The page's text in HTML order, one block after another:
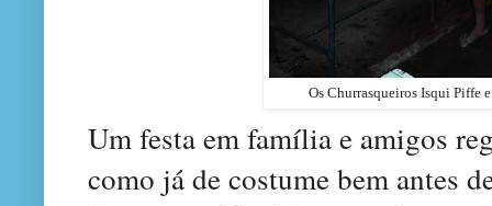
Os Churrasqueiros Isqui Piffe
Um festa em família e amigos
como já de costume bem antes